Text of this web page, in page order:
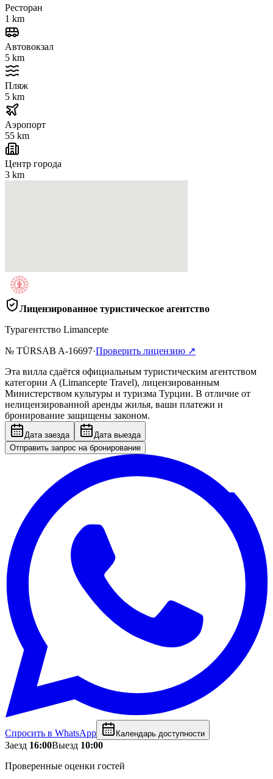
Ресторан
1 km
Автовокзал
5 km
Пляж
5 km
Аэропорт
55 km
Центр города
3 km
Лицензированное туристическое агентство
Турагентство Limancepte
№ TÜRSAB A-16697·Проверить лицензию ↗
Эта вилла сдаётся официальным туристическим агентством
категории A (Limancepte Travel), лицензированным
Министерством культуры и туризма Турции. В отличие от
нелицензированной аренды жилья, ваши платежи и
бронирование защищены законом.
Дата заезда
Дата выезда
Отправить запрос на бронирование
Спросить в WhatsApp Календарь доступности
Заезд 16:00Выезд 10:00
Проверенные оценки гостей